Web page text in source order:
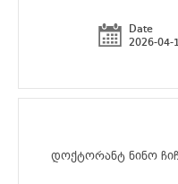
Date
2026-04-
დოქტორანტ ნინო